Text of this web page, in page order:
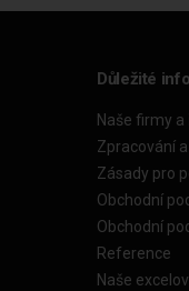
Důležité
Naše firmy
Zpracování
Zásady pro
Obchodní
Obchodní
Reference
Naše